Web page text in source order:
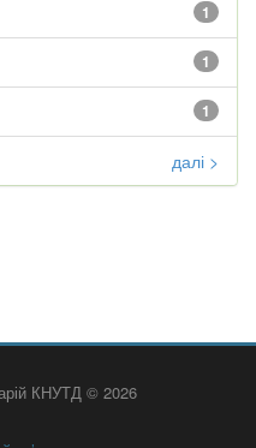
1
1
1
далі >
КНУТД © 2026